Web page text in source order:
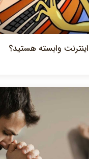
وابسته هستيد؟